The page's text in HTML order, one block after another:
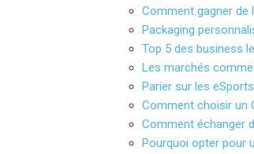
Comment gagner de
Packaging
Top 5 des business
Les marchés
Parier sur les
Comment choisir un
Comment échanger
Pourquoi opter pour